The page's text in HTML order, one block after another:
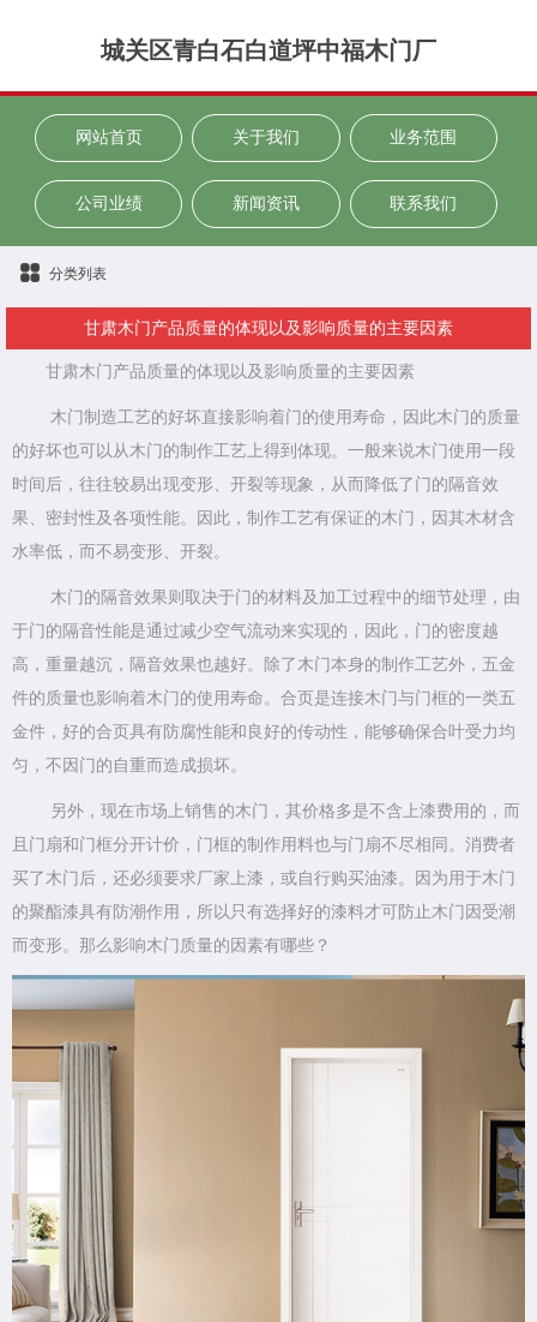
城关区青白石白道坪中福木门厂
网站首页 关于我们 业务范围
公司业绩 新闻资讯 联系我们
分类列表
甘肃木门产品质量的体现以及影响质量的主要因素
甘肃木门产品质量的体现以及影响质量的主要因素
木门制造工艺的好坏直接影响着门的使用寿命，因此木门的质量
的好坏也可以从木门的制作工艺上得到体现。一般来说木门使用一段
时间后，往往较易出现变形、开裂等现象，从而降低了门的隔音效
果、密封性及各项性能。因此，制作工艺有保证的木门，因其木材含
水率低，而不易变形、开裂。
木门的隔音效果则取决于门的材料及加工过程中的细节处理，由
于门的隔音性能是通过减少空气流动来实现的，因此，门的密度越
高，重量越沉，隔音效果也越好。除了木门本身的制作工艺外，五金
件的质量也影响着木门的使用寿命。合页是连接木门与门框的一类五
金件，好的合页具有防腐性能和良好的传动性，能够确保合叶受力均
匀，不因门的自重而造成损坏。
另外，现在市场上销售的木门，其价格多是不含上漆费用的，而
且门扇和门框分开计价，门框的制作用料也与门扇不尽相同。消费者
买了木门后，还必须要求厂家上漆，或自行购买油漆。因为用于木门
的聚酯漆具有防潮作用，所以只有选择好的漆料才可防止木门因受潮
而变形。那么影响木门质量的因素有哪些？